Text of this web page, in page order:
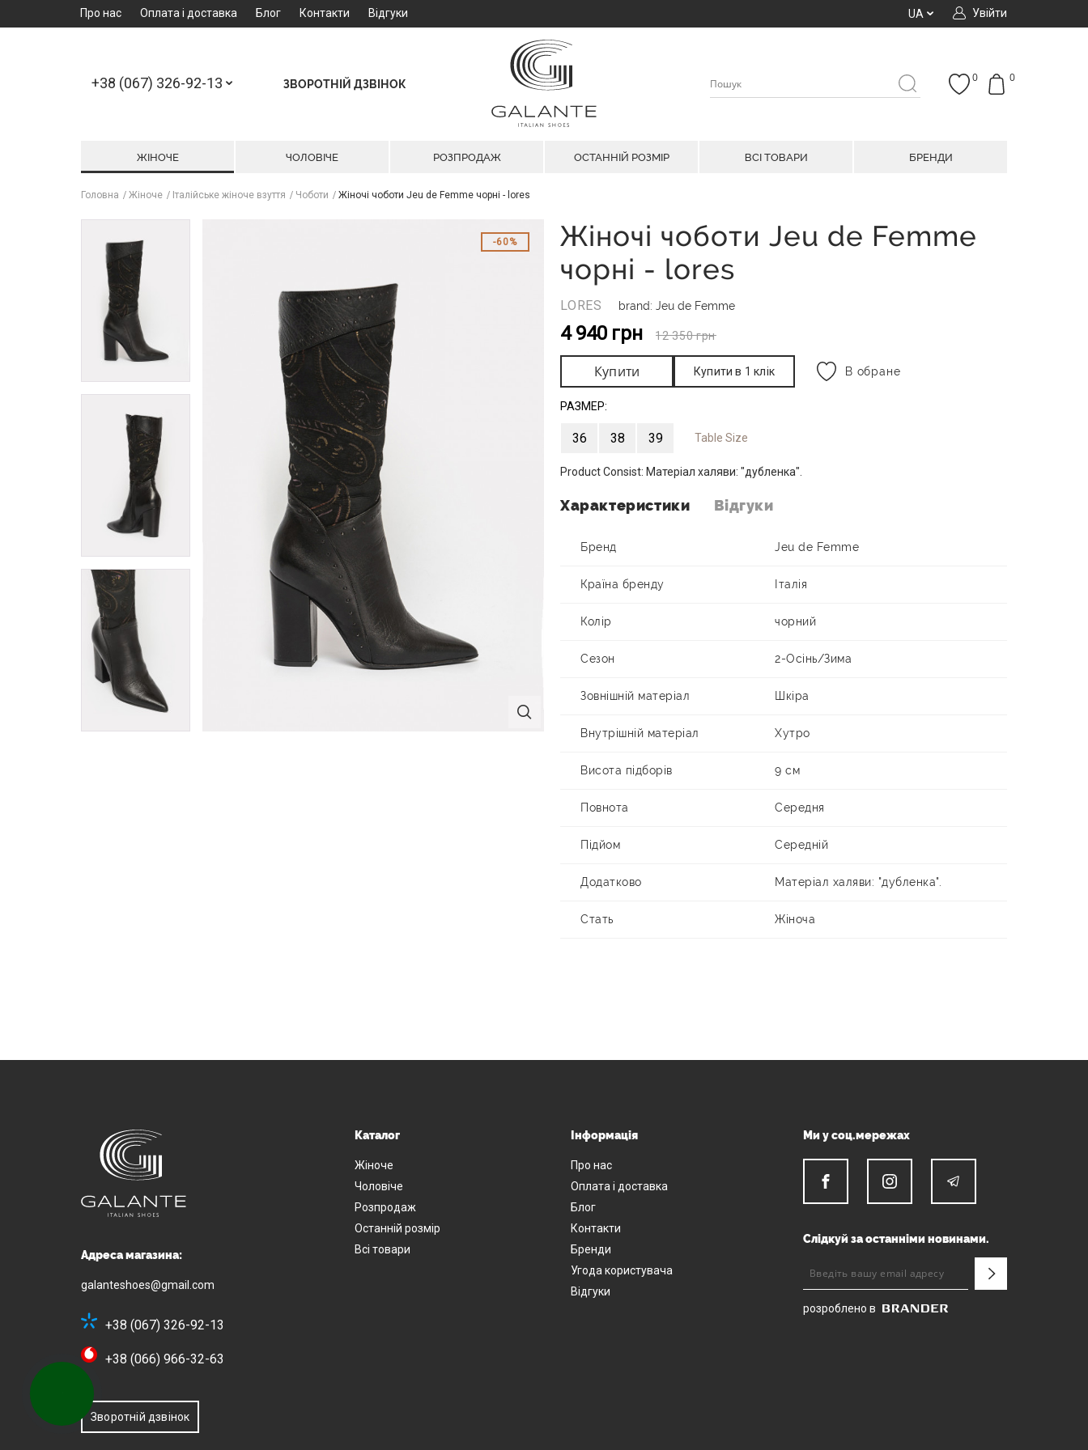
Про нас Оплата і доставка Блог Контакти Відгуки Увійти
UA
+38 (067) 326-92-13 ЗВОРОТНІЙ ДЗВІНОК
0
0
ЖІНОЧЕ ЧОЛОВІЧЕ РОЗПРОДАЖ ОСТАННІЙ РОЗМІР ВСІ ТОВАРИ БРЕНДИ
Головна Жіноче Італійське жіноче взуття Чоботи Жіночі чоботи Jeu de Femme чорні - lores
60%
Жіночі чоботи Jeu de Femme
чорні - lores
LORES brand: Jeu de Femme
4 940 грн 12 350грн
Купити Купити в 1 клік В обране
РАЗМЕР:
36 38 39 Table Size
Product Consist: Матеріал халяви: "дубленка".
Характеристики Відгуки
Бренд Jeu de Femme
Країна бренду Італія
Колір чорний
Сезон 2-Осінь/Зима
Зовнішній матеріал Шкіра
Внутрішній матеріал Хутро
Висота підборів 9 см
Повнота Середня
Підйом Середній
Додатково Матеріал халяви: "дубленка".
Стать Жіноча
Адреса магазина:
galanteshoes@gmail.com
+38 (067) 326-92-13
+38 (066) 966-32-63
Зворотній дзвінок
Каталог
Жіноче
Чоловіче
Розпродаж
Останній розмір
Всі товари
Інформація
Про нас
Оплата і доставка
Блог
Контакти
Бренди
Угода користувача
Відгуки
Ми у соц.мережах
Слідкуй за останніми новинами.
розроблено в